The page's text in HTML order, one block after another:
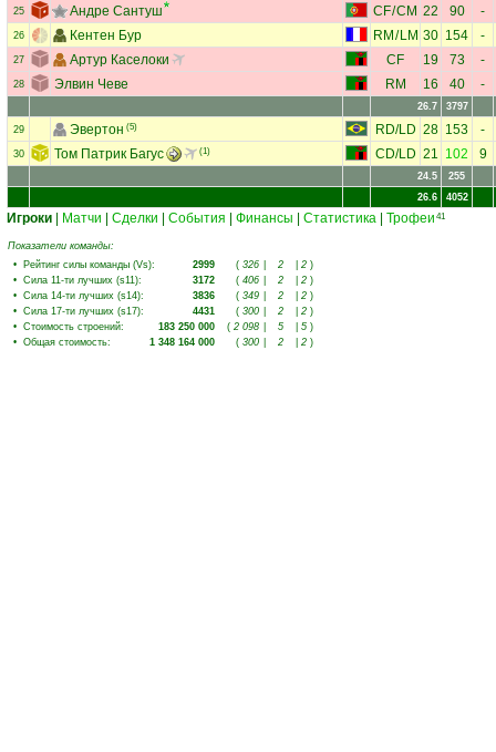
25 Андре Сантуш CF/CM 22 90 -
26 Кентен Бур RM /LM 30 154 -
27 Артур Каселоки CF 19 73 -
28 Элвин Чеве RM 16 40 -
26.7 3797
29 Эвертон (5) RD/LD 28 153 -
30 Том Патрик Багус (1) CD/LD 21 102 9
24.5
255
26.6
4052
Игроки Матчи Сделки События Финансы Статистика Трофеи 41
Показатели команды:
• Рейтинг силы команды (Vs): 2999 ( 326 2 2 )
• Сила 11-ти лучших (s11): 3172 ( 406 2 2 )
• Сила 14-ти лучших (s14): 3836 ( 349 2 2 )
• Сила 17-ти лучших (s17): 4431 ( 300 2 2 )
• Стоимость строений: 183 250 000 ( 2 098 5 5 )
• Общая стоимость: 1 348 164 000 ( 300 2 2 )